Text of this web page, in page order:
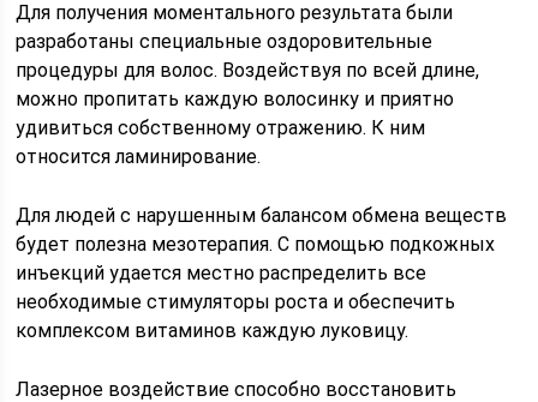
Для получения моментального результата были
разработаны специальные оздоровительные
процедуры для волос. Воздействуя по всей длине,
можно пропитать каждую волосинку и приятно
удивиться собственному отражению. К ним
относится ламинирование.
Для людей с нарушенным балансом обмена веществ
будет полезна мезотерапия. С помощью подкожных
инъекций удается местно распределить все
необходимые стимуляторы роста и обеспечить
комплексом витаминов каждую луковицу.
Лазерное воздействие способно восстановить